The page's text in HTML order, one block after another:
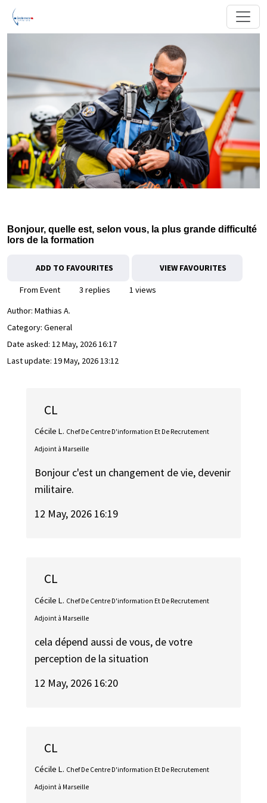
Bonjour, quelle est, selon vous, la plus grande difficulté
lors de la formation
ADD TO FAVOURITES VIEW FAVOURITES
From Event 3 replies
1 views
Author: Mathias A.
Category: General
Date asked: 12 May, 2026 16:17
Last update: 19 May, 2026 13:12
CL
Cécile L. Chef De Centre D'information Et De Recrutement
Adjoint à Marseille
Bonjour c'est un changement de vie, devenir
militaire.
12 May, 2026 16:19
CL
Cécile L. Chef De Centre D'information Et De Recrutement
Adjoint à Marseille
cela dépend aussi de vous, de votre
perception de la situation
12 May, 2026 16:20
CL
Cécile L. Chef De Centre D'information Et De Recrutement
Adjoint à Marseille